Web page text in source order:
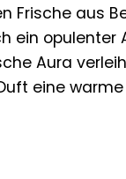
Frische aus
opulenter
Aura
eine